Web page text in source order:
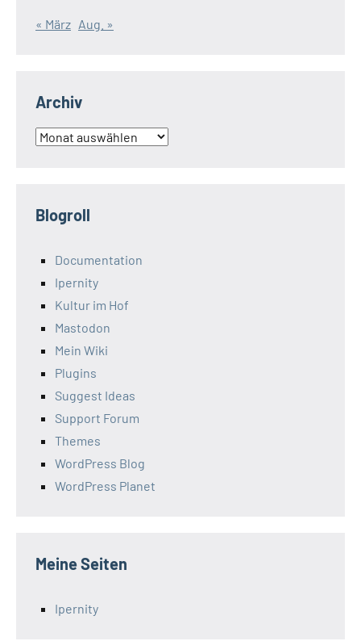
« März Aug. »
Archiv
Archiv
Blogroll
Documentation
Ipernity
Kultur im Hof
Mastodon
Mein Wiki
Plugins
Suggest Ideas
Support Forum
Themes
WordPress Blog
WordPress Planet
Meine Seiten
Ipernity